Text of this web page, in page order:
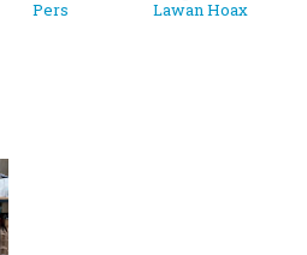
Pers
Lawan Hoax